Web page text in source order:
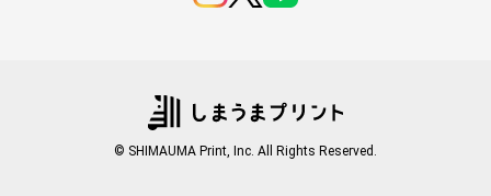
© SHIMAUMA Print, Inc. All Rights Reserved.